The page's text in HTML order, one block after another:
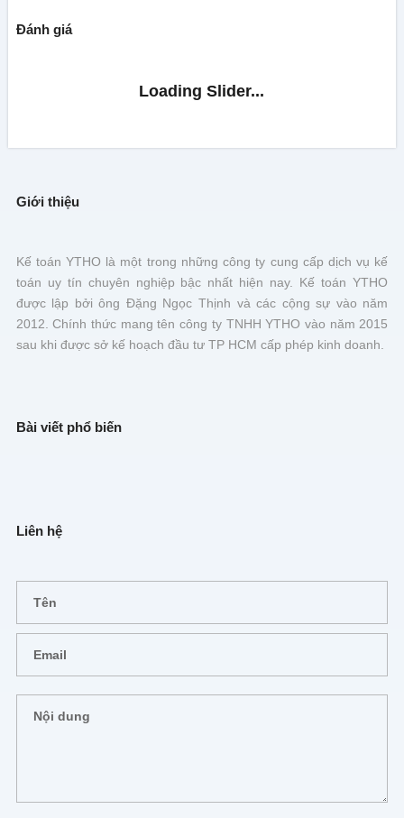
Đánh giá
Giới thiệu
Kế toán YTHO là một trong những công ty cung cấp dịch vụ kế
toán uy tín chuyên nghiệp bậc nhất hiện nay. Kế toán YTHO
được lập bởi ông Đặng Ngọc Thịnh và các cộng sự vào năm
2012. Chính thức mang tên công ty TNHH YTHO vào năm 2015
sau khi được sở kế hoạch đầu tư TP HCM cấp phép kinh doanh.
Bài viết phổ biến
Liên hệ